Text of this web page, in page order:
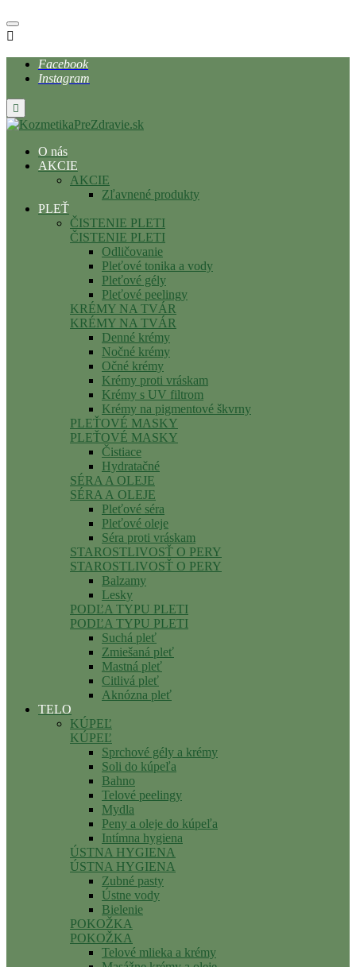

Facebook
Instagram

O nás
AKCIE
AKCIE
Zľavnené produkty
PLEŤ
ČISTENIE PLETI
ČISTENIE PLETI
Odličovanie
Pleťové tonika a vody
Pleťové gély
Pleťové peelingy
KRÉMY NA TVÁR
KRÉMY NA TVÁR
Denné krémy
Nočné krémy
Očné krémy
Krémy proti vráskam
Krémy s UV filtrom
Krémy na pigmentové škvrny
PLEŤOVÉ MASKY
PLEŤOVÉ MASKY
Čistiace
Hydratačné
SÉRA A OLEJE
SÉRA A OLEJE
Pleťové séra
Pleťové oleje
Séra proti vráskam
STAROSTLIVOSŤ O PERY
STAROSTLIVOSŤ O PERY
Balzamy
Lesky
PODĽA TYPU PLETI
PODĽA TYPU PLETI
Suchá pleť
Zmiešaná pleť
Mastná pleť
Citlivá pleť
Aknózna pleť
TELO
KÚPEĽ
KÚPEĽ
Sprchové gély a krémy
Soli do kúpeľa
Bahno
Telové peelingy
Mydla
Peny a oleje do kúpeľa
Intímna hygiena
ÚSTNA HYGIENA
ÚSTNA HYGIENA
Zubné pasty
Ústne vody
Bielenie
POKOŽKA
POKOŽKA
Telové mlieka a krémy